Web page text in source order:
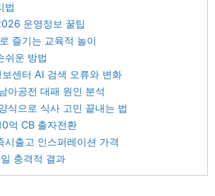
법
운영정보 꿀팁
즐기는 교육적 놀이
쉬운 방법
센터 AI 검색 오류와 변화
아공전 대패 원인 분석
식으로 식사 고민 끝내는 법
억 CB 출자전환
시출고 인스퍼레이션 가격
충격적 결과